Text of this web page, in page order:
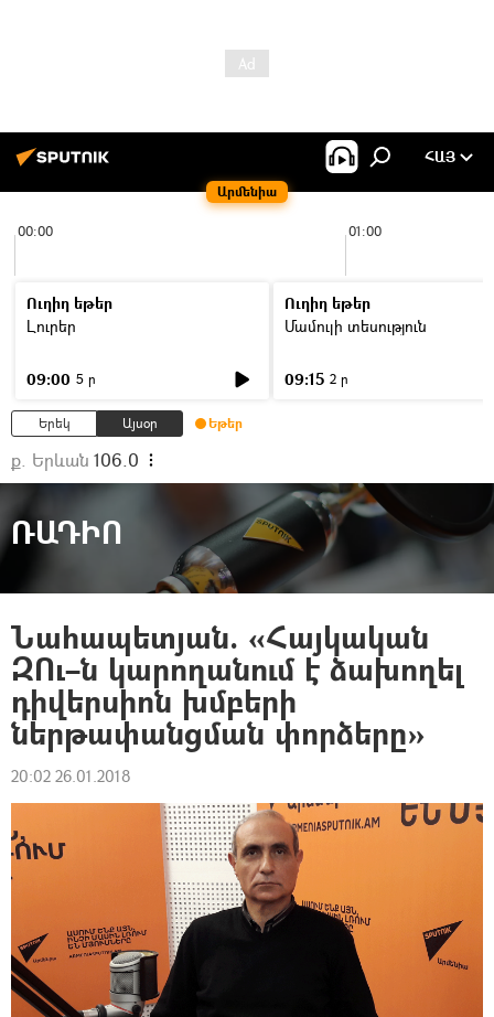
Արմենիա
ՀԱՅ
00:00 01:00
Ուղիղ եթեր
Լուրեր
09:00 5 ր
Ուղիղ եթեր
Մամուլի տեսություն
09:15 2 ր
Երեկ Այսօր Եթեր
ք. Երևան 106.0
ՌԱԴԻՈ
Նահապետյան. «Հայկական
ԶՈւ–ն կարողանում է ձախողել
դիվերսիոն խմբերի
ներթափանցման փորձերը»
20:02 26.01.2018